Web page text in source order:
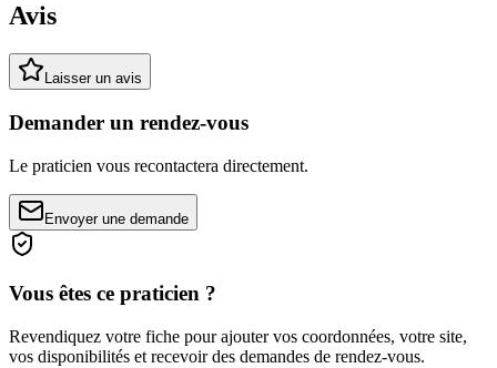
Avis
Laisser un avis
Demander un rendez-vous
Le praticien vous recontactera directement.
Envoyer une demande
Vous êtes ce praticien ?
Revendiquez votre fiche pour ajouter vos coordonnées, votre site,
vos disponibilités et recevoir des demandes de rendez-vous.